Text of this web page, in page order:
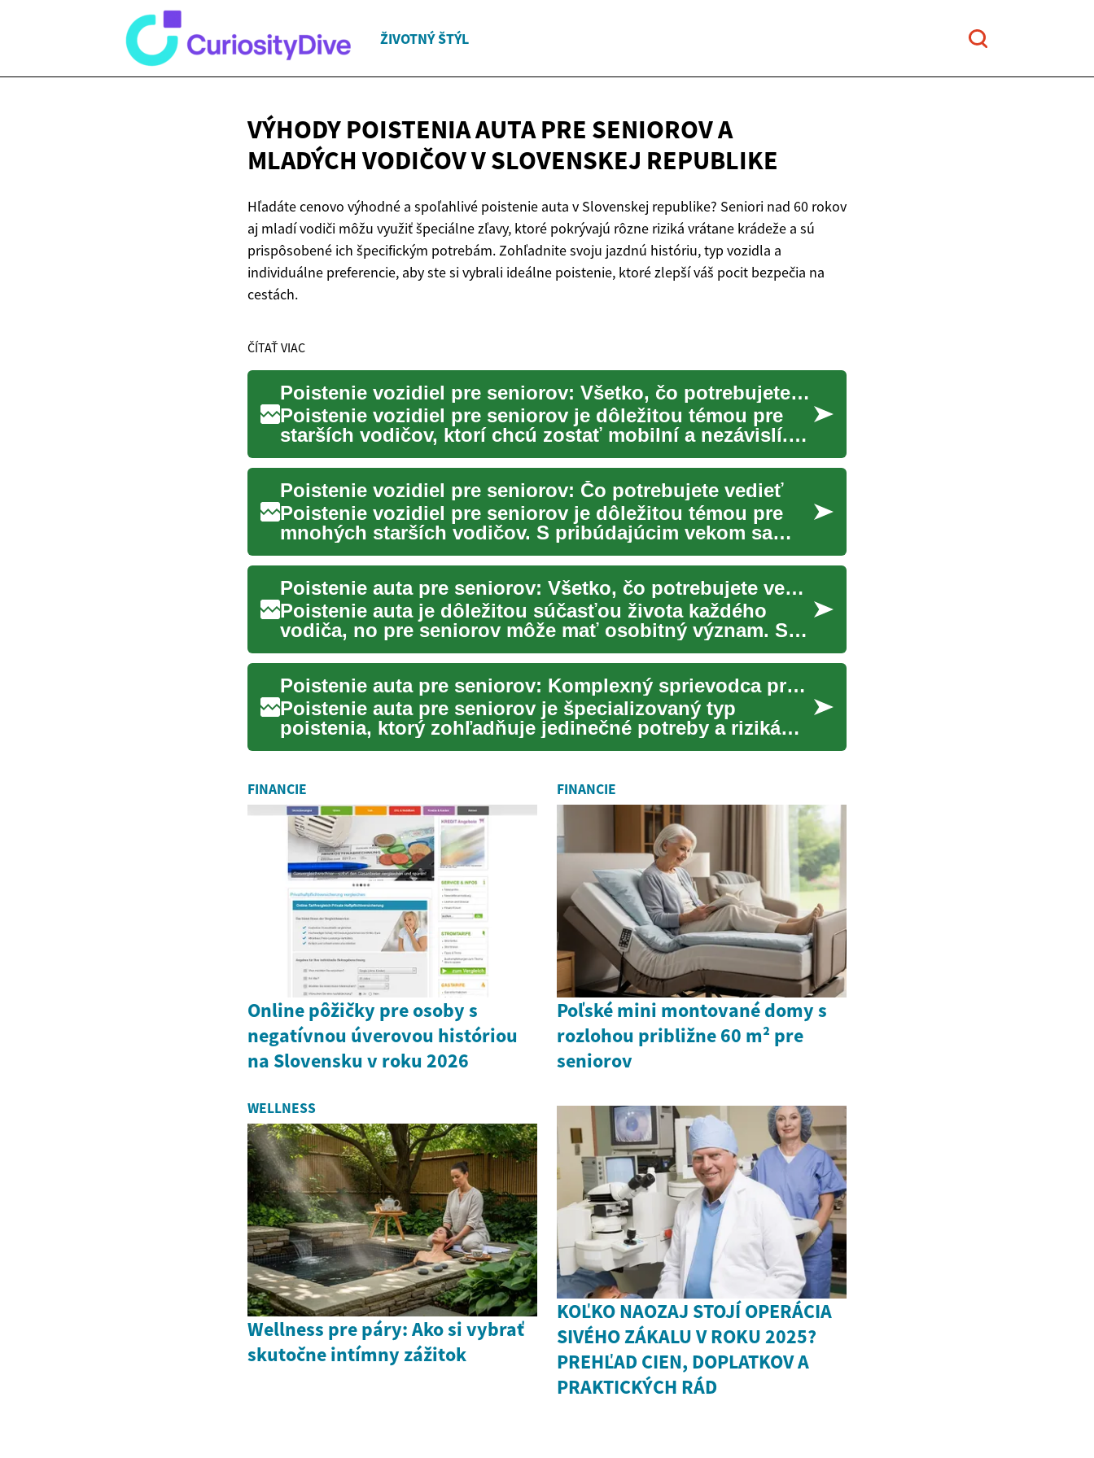
ŽIVOTNÝ ŠTÝL
VÝHODY POISTENIA AUTA PRE SENIOROV A
MLADÝCH VODIČOV VSLOVENSKEJ REPUBLIKE
Hľadáte cenovo výhodné a spoľahlivé poistenie auta v Slovenskej republike? Seniori nad 60 rokov
aj mladí vodiči môžu využiť špeciálne zľavy, ktoré pokrývajú rôzne riziká vrátane krádeže a sú
prispôsobené ich špecifickým potrebám. Zohľadnite svoju jazdnú históriu, typ vozidla a
individuálne preferencie, aby ste si vybrali ideálne poistenie, ktoré zlepší váš pocit bezpečia na
cestách.
ČÍTAŤ VIAC
Poistenie vozidiel pre seniorov: Všetko, čo potrebujete vedieť
Poistenie vozidiel pre seniorov je dôležitou témou pre
starších vodičov, ktorí chcú zostať mobilní a nezávislí.
Tento...
Poistenie vozidiel pre seniorov: Čo potrebujete vedieť
Poistenie vozidiel pre seniorov je dôležitou témou pre
mnohých starších vodičov. S pribúdajúcim vekom sa
menia potreb...
Poistenie auta pre seniorov: Všetko, čo potrebujete vedieť
Poistenie auta je dôležitou súčasťou života každého
vodiča, no pre seniorov môže mať osobitný význam. S
pribúdajúcim ...
Poistenie auta pre seniorov: Komplexný sprievodca pre starších vodičov
Poistenie auta pre seniorov je špecializovaný typ
poistenia, ktorý zohľadňuje jedinečné potreby a riziká
spojené s ri...
FINANCIE
Online pôžičky pre osoby s
negatívnou úverovou históriou
na Slovensku v roku 2026
FINANCIE
Poľské mini montované domy s
rozlohou približne 60 m² pre
seniorov
WELLNESS
Wellness pre páry: Ako si vybrať
skutočne intímny zážitok
KOĽKO NAOZAJ STOJÍ OPERÁCIA
SIVÉHO ZÁKALU V ROKU 2025?
PREHĽAD CIEN, DOPLATKOV A
PRAKTICKÝCH RÁD